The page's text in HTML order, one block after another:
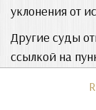
уклонения от
Другие суды
ссылкой на
согласно
месту